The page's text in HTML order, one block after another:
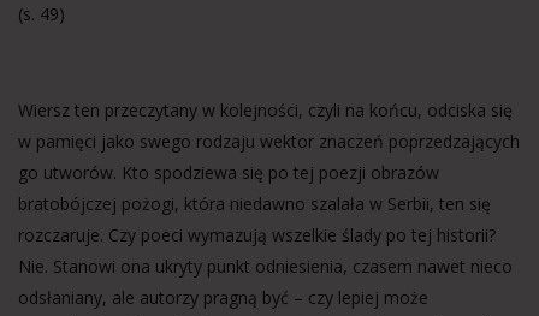
(s. 49)
Wiersz ten przeczytany w kolejności, czyli na końcu, odciska się
w pamięci jako swego rodzaju wektor znaczeń poprzedzających
go utworów. Kto spodziewa się po tej poezji obrazów
bratobójczej pożogi, która niedawno szalała w Serbii, ten się
rozczaruje. Czy poeci wymazują wszelkie ślady po tej historii?
Nie. Stanowi ona ukryty punkt odniesienia, czasem nawet nieco
odsłaniany, ale autorzy pragną być – czy lepiej może